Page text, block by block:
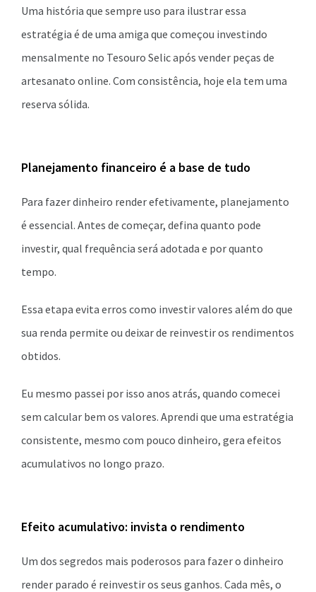
Uma história que sempre uso para ilustrar essa
estratégia é de uma amiga que começou investindo
mensalmente no Tesouro Selic após vender peças de
artesanato online. Com consistência, hoje ela tem uma
reserva sólida.
Planejamento financeiro é a base de tudo
Para fazer dinheiro render efetivamente, planejamento
é essencial. Antes de começar, defina quanto pode
investir, qual frequência será adotada e por quanto
tempo.
Essa etapa evita erros como investir valores além do que
sua renda permite ou deixar de reinvestir os rendimentos
obtidos.
Eu mesmo passei por isso anos atrás, quando comecei
sem calcular bem os valores. Aprendi que uma estratégia
consistente, mesmo com pouco dinheiro, gera efeitos
acumulativos no longo prazo.
Efeito acumulativo: invista o rendimento
Um dos segredos mais poderosos para fazer o dinheiro
render parado é reinvestir os seus ganhos. Cada mês, o